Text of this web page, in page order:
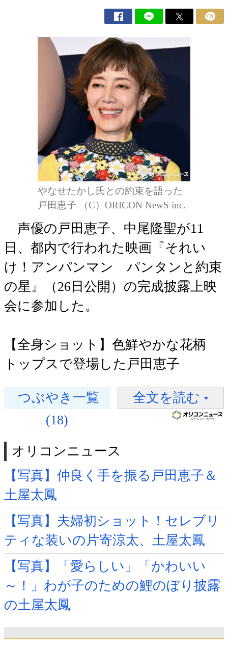
やなせたかし氏との約束を語った
戸田恵子 （C）ORICON NewS inc.
声優の戸田恵子、中尾隆聖が11
日、都内で行われた映画『それい
け！アンパンマン パンタンと約束
の星』（26日公開）の完成披露上映
会に参加した。
【全身ショット】色鮮やかな花柄
トップスで登場した戸田恵子
つぶやき一覧
(18)
全文を読む
オリコンニュース
【写真】仲良く手を振る戸田恵子＆
土屋太鳳
【写真】夫婦初ショット！セレブリ
ティな装いの片寄涼太、土屋太鳳
【写真】「愛らしい」「かわいい
～！」わが子のための鯉のぼり披露
の土屋太鳳